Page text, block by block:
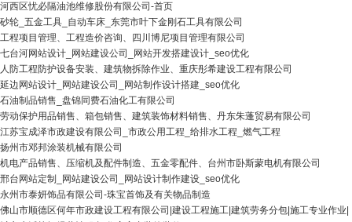
河西区忧必隔油池维修股份有限公司-首页
砂轮_五金工具_自动车床_东莞市叶下金刚石工具有限公司
工程项目管理、工程造价咨询、四川博尼项目管理有限公司
七台河网站设计_网站建设公司_网站开发搭建设计_seo优化
人防工程防护设备安装、建筑物拆除作业、重庆彤希建设工程有限公司
延边网站设计_网站建设公司_网站制作设计搭建_seo优化
石油制品销售_盘锦同费石油化工有限公司
劳动保护用品销售、箱包销售、建筑装饰材料销售、丹东朱蓬贸易有限公司
江苏宝成泽市政建设有限公司_市政公用工程_给排水工程_燃气工程
扬州市邓邦涂装机械有限公司
机电产品销售、压缩机及配件制造、五金零配件、台州市卧斯蒙电机有限公司
邢台网站定制_网站建设公司_网站设计制作建设_seo优化
永州市泰妍饰品有限公司-珠宝首饰及有关物品制造
佛山市顺德区何年市政建设工程有限公司|建设工程施工|建筑劳务分包|施工专业作业|